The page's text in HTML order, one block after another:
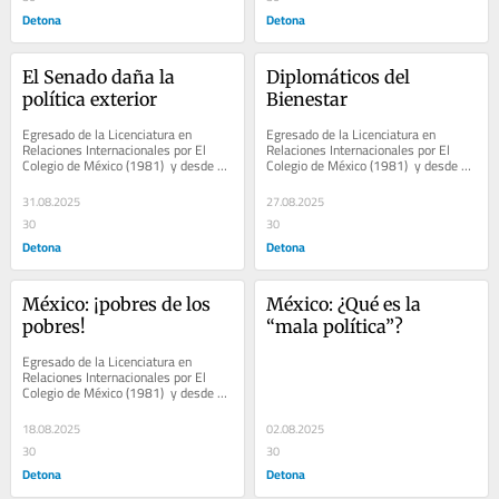
Detona Detona
El Senado daña la
política exterior
Egresado de la Licenciatura en
Relaciones Internacionales por El
Colegio de México (1981)  y desde
1994 se ligó a los medios de
comunicación como...
31.08.2025
30
Detona
Diplomáticos del
Bienestar
Egresado de la Licenciatura en
Relaciones Internacionales por El
Colegio de México (1981)  y desde
1994 se ligó a los medios de
comunicación como...
27.08.2025
30
Detona
México: ¡pobres de los
pobres!
Egresado de la Licenciatura en
Relaciones Internacionales por El
Colegio de México (1981)  y desde
1994 se ligó a los medios de
comunicación como...
18.08.2025
30
Detona
México: ¿Qué es la
“mala política”?
02.08.2025
30
Detona